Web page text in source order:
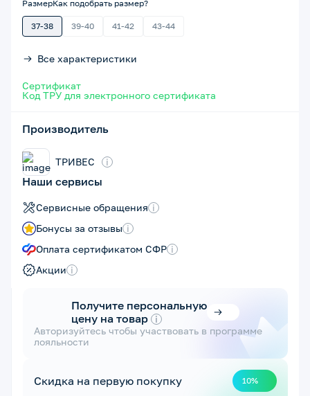
РазмерКак подобрать размер?
37-38 39-40 41-42 43-44
Все характеристики
Сертификат
Код ТРУ для электронного сертификата
Производитель
ТРИВЕС i
Наши сервисы
Сервисные обращения i
Бонусы за отзывы i
Оплата сертификатом СФР i
Акции i
Получите персональную
цену на товар i
Авторизуйтесь чтобы участвовать в программе
лояльности
Скидка на первую покупку 10%